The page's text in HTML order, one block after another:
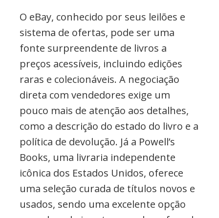
O eBay, conhecido por seus leilões e
sistema de ofertas, pode ser uma
fonte surpreendente de livros a
preços acessíveis, incluindo edições
raras e colecionáveis. A negociação
direta com vendedores exige um
pouco mais de atenção aos detalhes,
como a descrição do estado do livro e a
política de devolução. Já a Powell’s
Books, uma livraria independente
icônica dos Estados Unidos, oferece
uma seleção curada de títulos novos e
usados, sendo uma excelente opção